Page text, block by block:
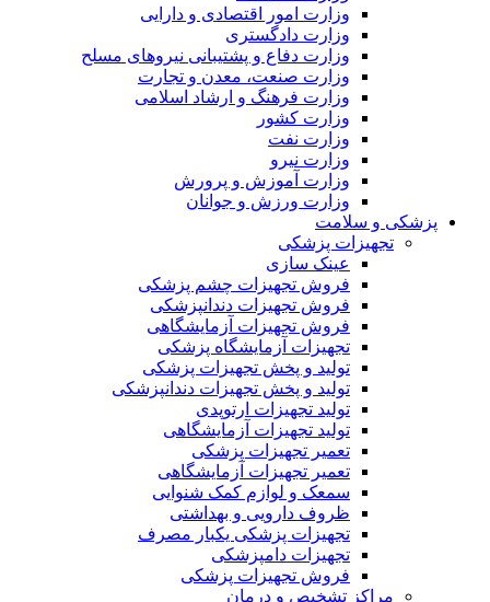
وزارت امور اقتصادی و دارایی
وزارت دادگستری
وزارت دفاع و پشتیبانی نیروهای مسلح
وزارت صنعت، معدن و تجارت
وزارت فرهنگ و ارشاد اسلامی
وزارت کشور
وزارت نفت
وزارت نیرو
وزارت آموزش و پرورش
وزارت ورزش و جوانان
پزشکی و سلامت
تجهیزات پزشکی
عینک سازی
فروش تجهیزات چشم پزشکی
فروش تجهیزات دندانپزشکی
فروش تجهیزات آزمایشگاهی
تجهیزات آزمایشگاه پزشکی
تولید و پخش تجهیزات پزشکی
تولید و پخش تجهیزات دندانپزشکی
تولید تجهیزات ارتوپدی
تولید تجهیزات آزمایشگاهی
تعمیر تجهیزات پزشکی
تعمیر تجهیزات آزمایشگاهی
سمعک و لوازم کمک شنوایی
ظروف دارویی و بهداشتی
تجهیزات پزشکی یکبار مصرف
تجهیزات دامپزشکی
فروش تجهیزات پزشکی
مراکز تشخیص و درمان